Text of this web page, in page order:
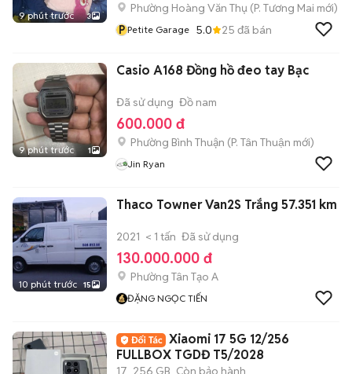
9 phút trước 3
Phường Hoàng Văn Thụ (P. Tương Mai mới)
P Petite Garage 5.0 25 đã bán
9 phút trước 1
Casio A168 Đồng hồ đeo tay Bạc
Đã sử dụng Đồ nam
600.000 đ
Phường Bình Thuận (P. Tân Thuận mới)
Jin Ryan
10 phút trước 15
Thaco Towner Van2S Trắng 57.351 km
2021 < 1 tấn Đã sử dụng
130.000.000 đ
Phường Tân Tạo A
ĐẶNG NGỌC TIẾN
Xiaomi 17 5G 12/256
FULLBOX TGDĐ T5/2028
17 256 GB Còn bảo hành